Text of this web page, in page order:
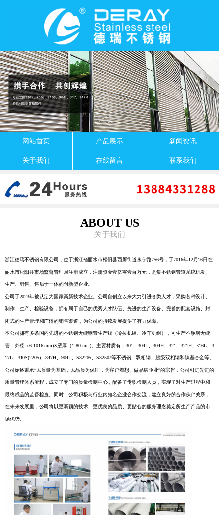
网站首页 产品展示 新闻资讯
关于我们 在线留言 联系我们
ABOUT US
关于我们
浙江德瑞不锈钢有限公司，位于浙江省丽水市松阳县西屏街道永宁路256号，于2016年12月16日在
丽水市松阳县市场监督管理局注册成立，注册资金壹亿零壹百万元，是集不锈钢管道系统研发、
生产、销售、售后于一体的创新型企业。
公司于2023年被认定为国家高新技术企业。公司自创立以来大力引进各类人才，采购各种设计、
制作、生产、检验设备，拥有属于自己的优秀人才队伍、先进的生产设备、完善的配套设施、封
闭式的生产管理和广阔的销售渠道，为公司的持续发展提供了有力保障。
本公司拥有多条国内先进的不锈钢无缝钢管生产线（冷拔机组、冷车机组），可生产不锈钢无缝
管：外径（6-1016 mm)X壁厚（1-80 mm)。主要材质有：304、304L、304H、321、321H、316L、3
17L、310S(2205)、347H、904L、S32205、S32507等不锈钢、双相钢、超级双相钢和镍基合金等。
公司始终秉承“以质量为基础，以品质为保证，为客户着想、做品牌企业”的宗旨，公司引进先进的
质量管理体系流程，成立了专门的质量检测中心，配备了专职检测人员，实现了对生产过程中和
最终成品的监督检查。同时，公司积极与行业内知名企业合作交流，建立良好的合作伙伴关系，
在未来发展里，公司将以更新颖的技术、更优良的品质、更贴心的服务理念奠定所生产产品的市
场优势。